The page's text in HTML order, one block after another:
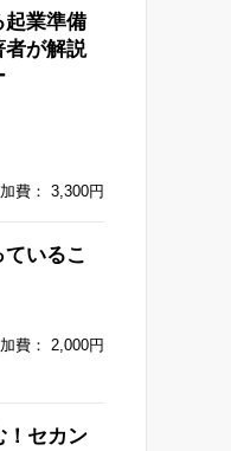
起業準備
者が解説
費： 3,300円
ているこ
費： 2,000円
！セカン